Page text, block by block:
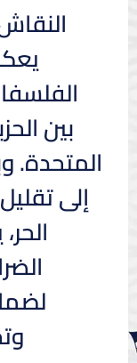
بين
المتحدة.
إلى